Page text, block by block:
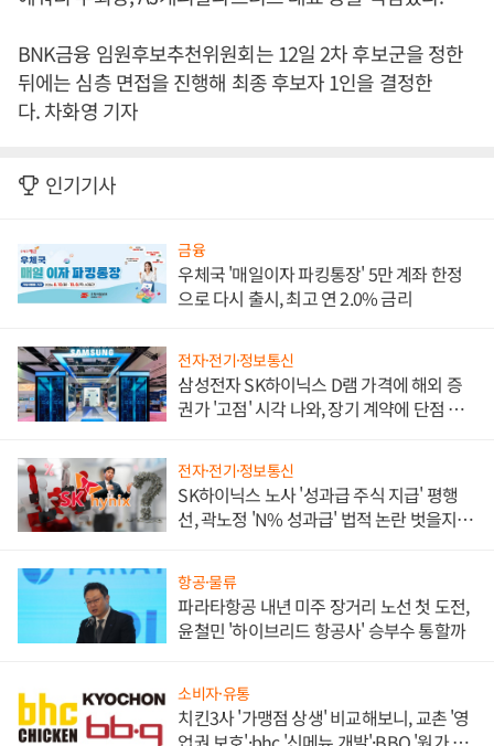
BNK금융 임원후보추천위원회는 12일 2차 후보군을 정한
뒤에는 심층 면접을 진행해 최종 후보자 1인을 결정한
다. 차화영 기자
인기기사
금융
우체국 '매일이자 파킹통장' 5만 계좌 한정
으로 다시 출시, 최고 연 2.0% 금리
전자·전기·정보통신
삼성전자 SK하이닉스 D램 가격에 해외 증
권가 '고점' 시각 나와, 장기 계약에 단점 부
전자·전기·정보통신
SK하이닉스 노사 '성과급 주식 지급' 평행
선, 곽노정 'N% 성과급' 법적 논란 벗을지 주
항공·물류
파라타항공 내년 미주 장거리 노선 첫 도전,
윤철민 '하이브리드 항공사' 승부수 통할까
소비자·유통
치킨3사 '가맹점 상생' 비교해보니, 교촌 '영